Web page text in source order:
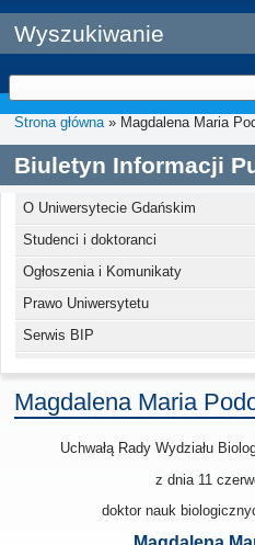
Wyszukiwanie
Strona główna» Magdalena Maria
Biuletyn Informacji
O Uniwersytecie Gdańskim
Studenci i doktoranci
Ogłoszenia i Komunikaty
Prawo Uniwersytetu
Serwis BIP
Magdalena Maria
Uchwałą Rady Wydziału
z dnia 11
doktor nauk